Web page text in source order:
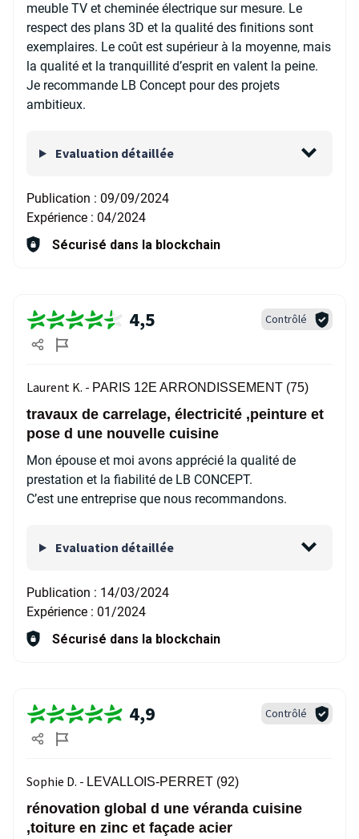
meuble TV et cheminée électrique sur mesure. Le
respect des plans 3D et la qualité des finitions sont
exemplaires. Le coût est supérieur à la moyenne, mais
la qualité et la tranquillité d’esprit en valent la peine.
Je recommande LB Concept pour des projets
ambitieux.
Evaluation détaillée
Publication : 09/09/2024
Expérience : 04/2024
Sécurisé dans la blockchain
4,5 Contrôlé
Laurent K. - PARIS 12E ARRONDISSEMENT (75)
travaux de carrelage, électricité ,peinture et
pose d une nouvelle cuisine
Mon épouse et moi avons apprécié la qualité de
prestation et la fiabilité de LB CONCEPT.
C’est une entreprise que nous recommandons.
Evaluation détaillée
Publication : 14/03/2024
Expérience : 01/2024
Sécurisé dans la blockchain
4,9 Contrôlé
Sophie D. - LEVALLOIS-PERRET (92)
rénovation global d une véranda cuisine
,toiture en zinc et façade acier